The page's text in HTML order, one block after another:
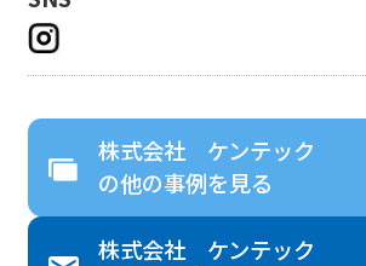
株式会社 ケンテック
の他の事例を見る
株式会社 ケンテック